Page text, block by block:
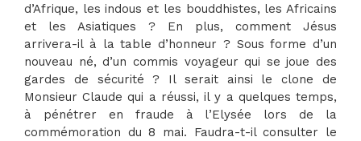
d’Afrique, les indous et les bouddhistes, les Africains
et les Asiatiques ? En plus, comment Jésus
arrivera-il à la table d’honneur ? Sous forme d’un
nouveau né, d’un commis voyageur qui se joue des
gardes de sécurité ? Il serait ainsi le clone de
Monsieur Claude qui a réussi, il y a quelques temps,
à pénétrer en fraude à l’Elysée lors de la
commémoration du 8 mai. Faudra-t-il consulter le